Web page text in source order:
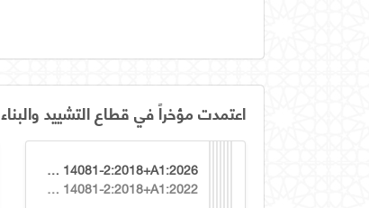
اعتمدت مؤخراً في قطاع التشييد والبناء
GSO EN 14081-2:2018+A1:2026
EN 14081-2:2018+A1:2022